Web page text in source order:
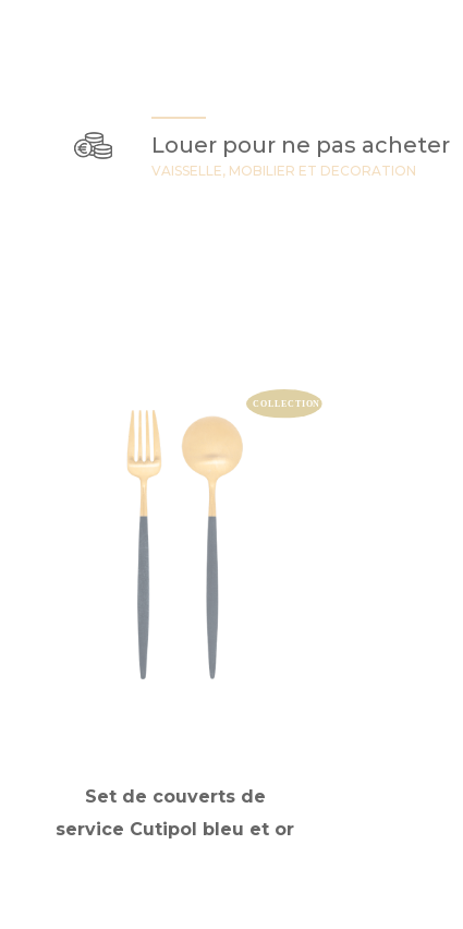
Louer pour ne pas acheter
VAISSELLE, MOBILIER ET DECORATION
Set de couverts de
service Cutipol bleu et or